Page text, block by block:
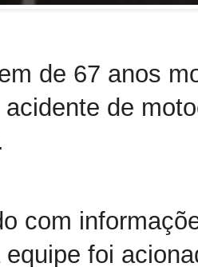
de 67 anos
de
com
equipe foi